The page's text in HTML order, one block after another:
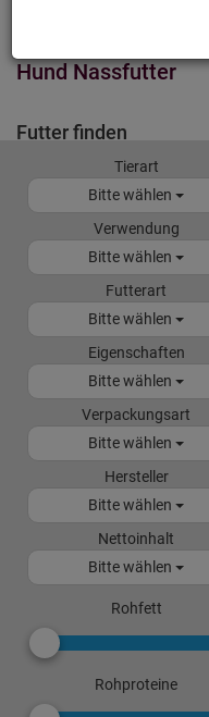
Hund Nassfutter
Futter finden
Tierart
Bitte wählen
Verwendung
Bitte wählen
Futterart
Bitte wählen
Eigenschaften
Bitte wählen
Verpackungsart
Bitte wählen
Hersteller
Bitte wählen
Nettoinhalt
Bitte wählen
Rohfett
Rohproteine